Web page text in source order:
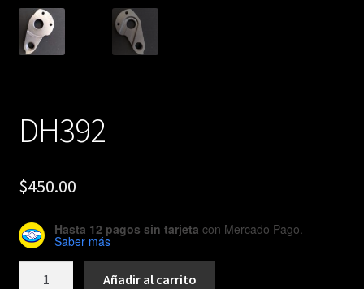
DH392
$450.00
Hasta 12 pagos sin tarjeta con Mercado Pago.
Saber más
Añadir al carrito